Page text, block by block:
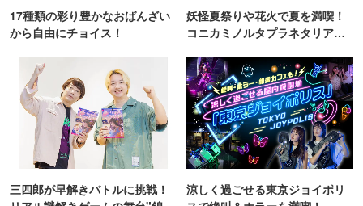
17種類の彩り豊かなおばんざい
から自由にチョイス！
妖怪夏祭りや花火で夏を満喫！
コニカミノルタプラネタリア
三四郎が早解きバトルに挑戦！
涼しく過ごせる東京ジョイポリ